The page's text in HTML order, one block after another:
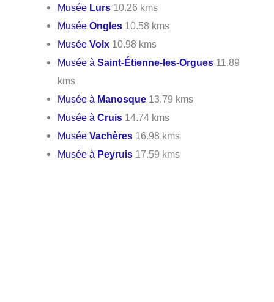
Musée Lurs 10.26 kms
MuséeOngles 10.58 kms
MuséeVolx 10.98 kms
Musée àSaint-Étienne-les-Orgues 11.89
kms
Musée à Manosque 13.79 kms
Musée àCruis 14.74 kms
MuséeVachères 16.98 kms
Musée à Peyruis 17.59 kms